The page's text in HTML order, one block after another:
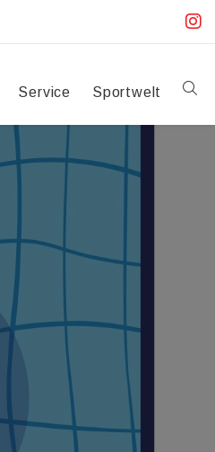
Service Sportwelt